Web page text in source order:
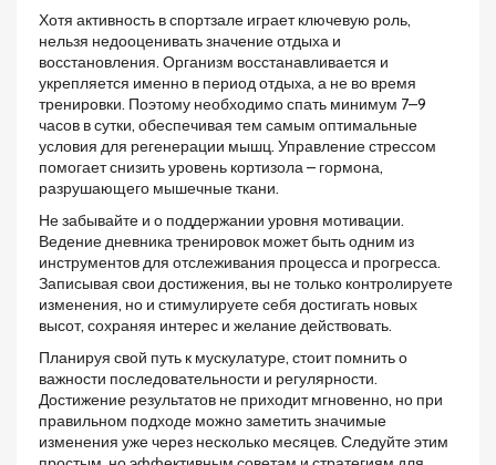
Хотя активность в спортзале играет ключевую роль,
нельзя недооценивать значение отдыха и
восстановления. Организм восстанавливается и
укрепляется именно в период отдыха, а не во время
тренировки. Поэтому необходимо спать минимум 7–9
часов в сутки, обеспечивая тем самым оптимальные
условия для регенерации мышц. Управление стрессом
помогает снизить уровень кортизола – гормона,
разрушающего мышечные ткани.
Не забывайте и о поддержании уровня мотивации.
Ведение дневника тренировок может быть одним из
инструментов для отслеживания процесса и прогресса.
Записывая свои достижения, вы не только контролируете
изменения, но и стимулируете себя достигать новых
высот, сохраняя интерес и желание действовать.
Планируя свой путь к мускулатуре, стоит помнить о
важности последовательности и регулярности.
Достижение результатов не приходит мгновенно, но при
правильном подходе можно заметить значимые
изменения уже через несколько месяцев. Следуйте этим